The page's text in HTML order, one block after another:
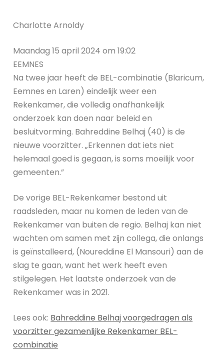
Charlotte Arnoldy
Maandag 15 april 2024 om 19:02
EEMNES
Na twee jaar heeft de BEL-combinatie (Blaricum,
Eemnes en Laren) eindelijk weer een
Rekenkamer, die volledig onafhankelijk
onderzoek kan doen naar beleid en
besluitvorming. Bahreddine Belhaj (40) is de
nieuwe voorzitter. „Erkennen dat iets niet
helemaal goed is gegaan, is soms moeilijk voor
gemeenten.”
De vorige BEL-Rekenkamer bestond uit
raadsleden, maar nu komen de leden van de
Rekenkamer van buiten de regio. Belhaj kan niet
wachten om samen met zijn collega, die onlangs
is geïnstalleerd, (Noureddine El Mansouri) aan de
slag te gaan, want het werk heeft even
stilgelegen. Het laatste onderzoek van de
Rekenkamer was in 2021.
Lees ook: Bahreddine Belhaj voorgedragen als
voorzitter gezamenlijke Rekenkamer BEL-
combinatie